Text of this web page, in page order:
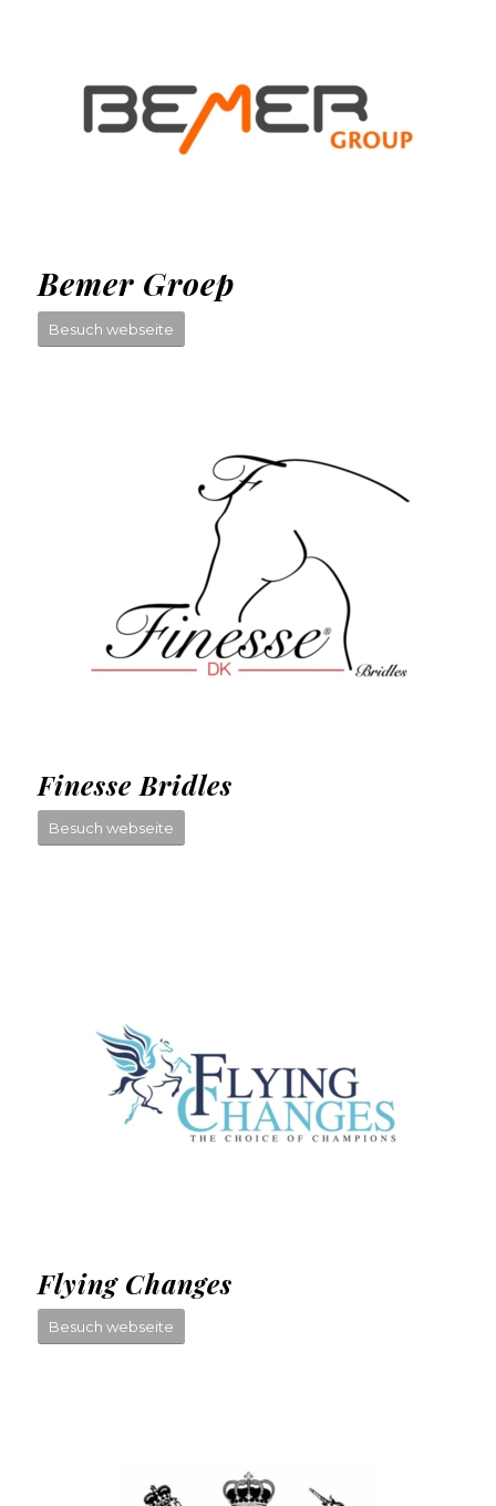
Bemer Groep
Besuch webseite
Finesse Bridles
Besuch webseite
Flying Changes
Besuch webseite